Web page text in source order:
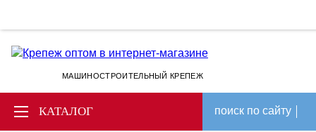
МАШИНОСТРОИТЕЛЬНЫЙ КРЕПЕЖ
КАТАЛОГ поиск по сайту